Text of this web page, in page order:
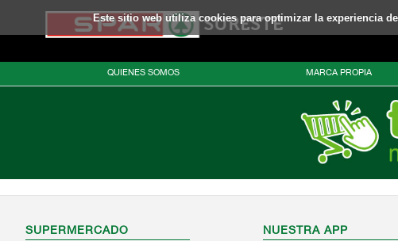
Este sitio web utiliza cookies para optimizar la experiencia
QUIENES SOMOS MARCA PROPIA
SUPERMERCADO NUESTRA APP